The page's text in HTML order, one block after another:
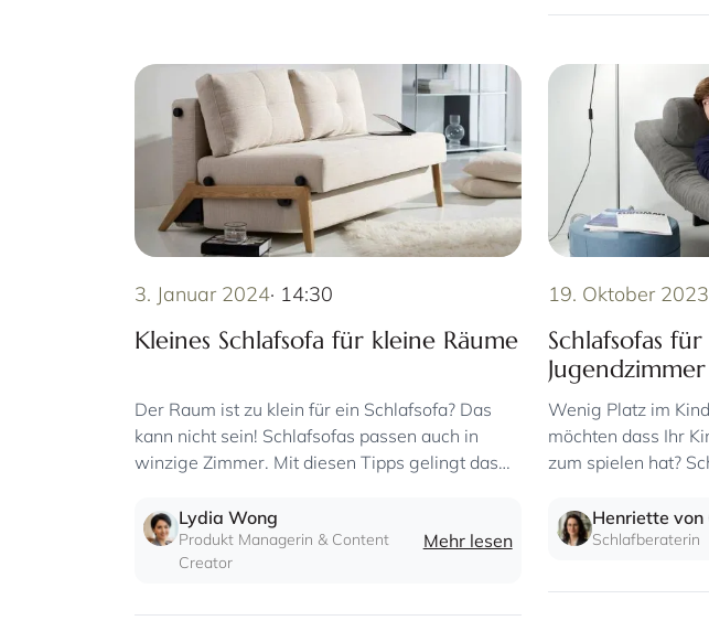
3. Januar 2024· 14:30
Kleines Schlafsofa für kleine Räume
Der Raum ist zu klein für ein Schlafsofa? Das
kann nicht sein! Schlafsofas passen auch in
winzige Zimmer. Mit diesen Tipps gelingt das
Lydia Wong
Produkt Managerin & Content
Creator
Mehr lesen
19. Oktober 2023
Schlafsofas
Aufwachsen
Wenig Platz im
möchten dass Ihr
zum spielen hat?
Gästebett für
Henriette von
Schlafberaterin